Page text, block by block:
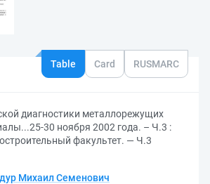
Table Card RUSMARC
диагностики металлорежущих
30 ноября 2002 года. – Ч.3 :
факультет. — Ч.3
Михаил Семенович